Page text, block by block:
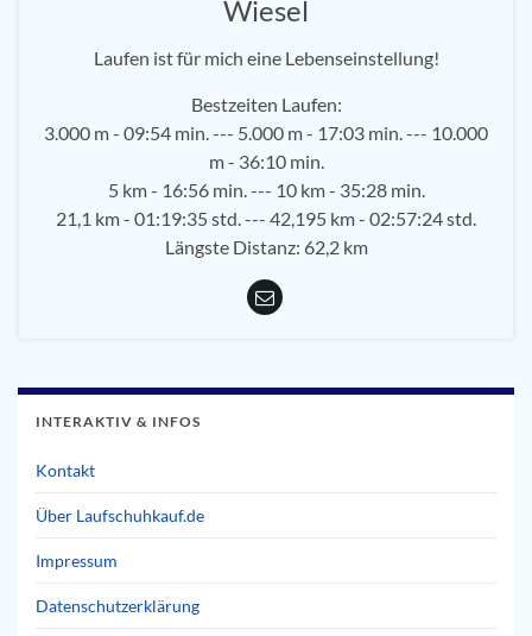
Wiesel
Laufen ist für mich eine Lebenseinstellung!
Bestzeiten Laufen:
3.000 m - 09:54 min. --- 5.000 m - 17:03 min. --- 10.000
m - 36:10 min.
5 km - 16:56 min. --- 10 km - 35:28 min.
21,1 km - 01:19:35 std. --- 42,195 km - 02:57:24 std.
Längste Distanz: 62,2 km
INTERAKTIV & INFOS
Kontakt
Über Laufschuhkauf.de
Impressum
Datenschutzerklärung